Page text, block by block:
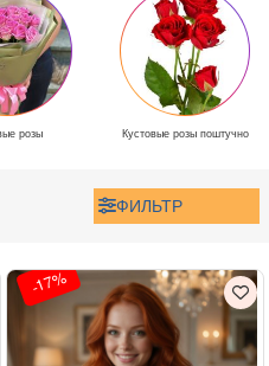
розы Кустовые розы поштучно
ФИЛЬТР
-17%